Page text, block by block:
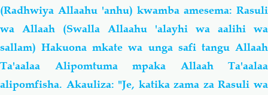
(Radhwiya Allaahu 'anhu) kwamba amesema: Rasuli
wa Allaah (Swalla Allaahu 'alayhi wa aalihi wa
sallam) Hakuona mkate wa unga safi tangu Allaah
Ta'aalaa Alipomtuma mpaka Allaah Ta'aalaa
alipomfisha. Akauliza: "Je, katika zama za Rasuli wa